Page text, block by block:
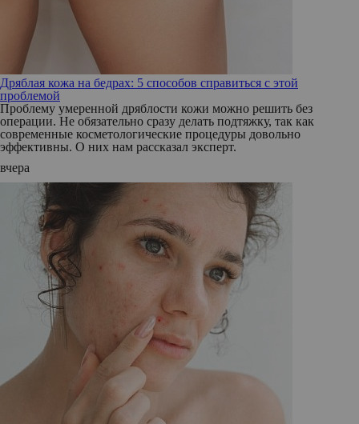
Дряблая кожа на бедрах: 5 способов справиться с этой
проблемой
Проблему умеренной дряблости кожи можно решить без
операции. Не обязательно сразу делать подтяжку, так как
современные косметологические процедуры довольно
эффективны. О них нам рассказал эксперт.
вчера